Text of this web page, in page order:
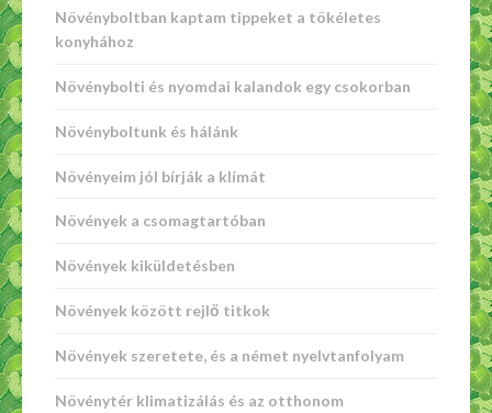
Növényboltban kaptam tippeket a tökéletes
konyhához
Növénybolti és nyomdai kalandok egy csokorban
Növényboltunk és hálánk
Növényeim jól bírják a klímát
Növények a csomagtartóban
Növények kiküldetésben
Növények között rejlő titkok
Növények szeretete, és a német nyelvtanfolyam
Növénytér klimatizálás és az otthonom